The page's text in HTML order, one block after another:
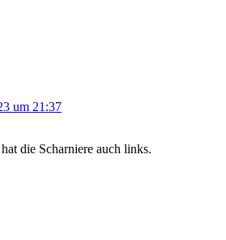
um 21:37
die Scharniere auch links.